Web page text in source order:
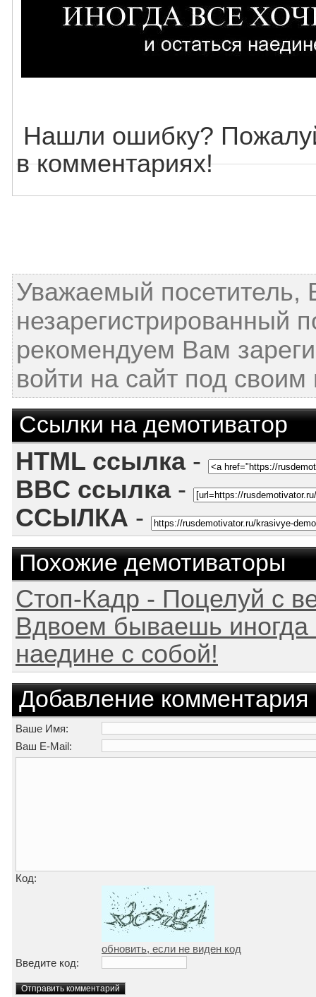
Нашли ошибку?
в комментариях!
Уважаемый посетитель,
незарегистрированный
рекомендуем Вам
войти на сайт под
Ссылки на демотиватор
HTML ссылка-
BBC ссылка-
ССЫЛКА -
Похожие демотиваторы
Стоп-Кадр - Поцелуй с
Вдвоем бываешь иногда
наедине с собой!
Добавление комментария
Ваше Имя:
Ваш E-Mail:
Код:
обновить, если не виден код
Введите код: